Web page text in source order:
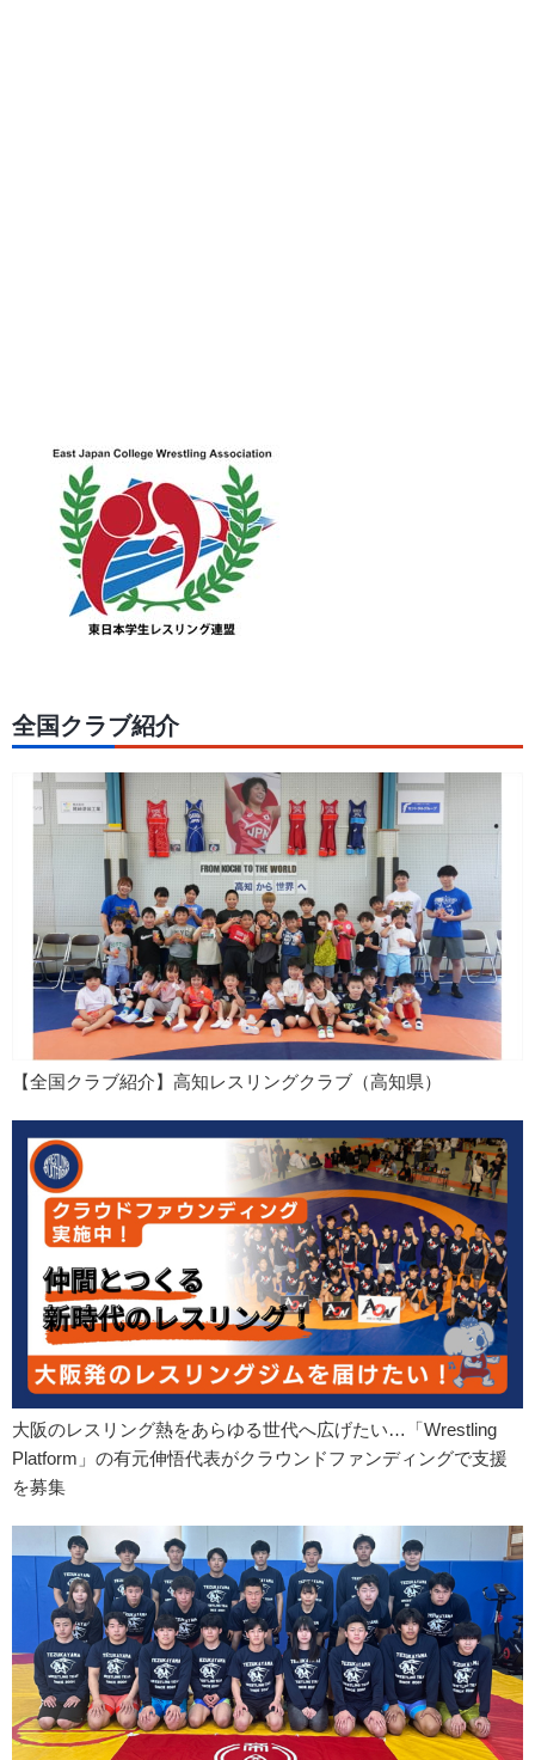
全国クラブ紹介
【全国クラブ紹介】高知レスリングクラブ（高知県）
大阪のレスリング熱をあらゆる世代へ広げたい…「Wrestling
Platform」の有元伸悟代表がクラウンドファンディングで支援
を募集